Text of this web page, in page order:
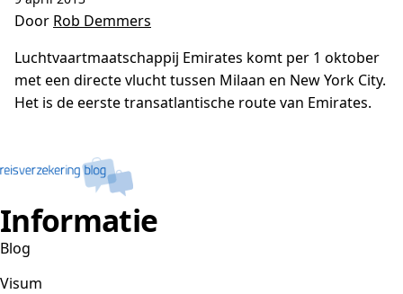
Door Rob Demmers
Luchtvaartmaatschappij Emirates komt per 1 oktober
met een directe vlucht tussen Milaan en New York City.
Het is de eerste transatlantische route van Emirates.
Informatie
Blog
Visum